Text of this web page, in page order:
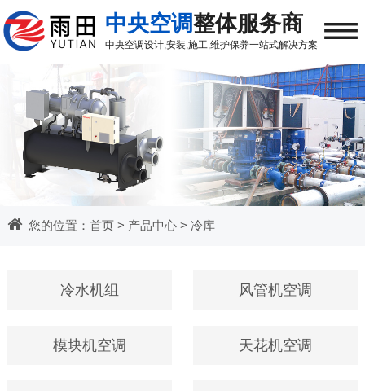
中央空调整体服务商
中央空调设计,安装,施工,维护保养一站式解决方案 ≡
您的位置： 首页> 产品中心> 冷库
冷水机组 风管机空调
模块机空调 天花机空调